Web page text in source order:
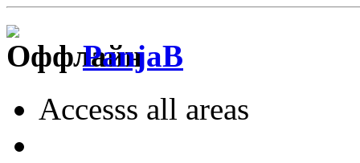
PanjaB
Accesss all areas